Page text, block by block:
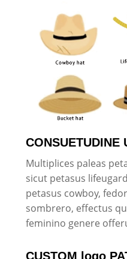
CONSUETUDINE
Multiplices paleas
sicut petasus
petasus cowboy,
sombrero, effectus
feminino genere
CUSTOM logo